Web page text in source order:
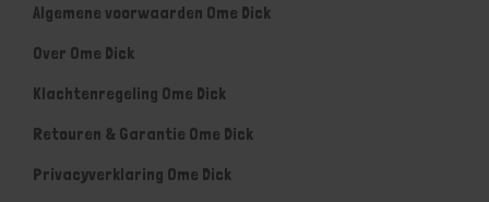
Algemene voorwaarden Ome Dick
Over Ome Dick
Klachtenregeling Ome Dick
Retouren & Garantie Ome Dick
Privacyverklaring Ome Dick